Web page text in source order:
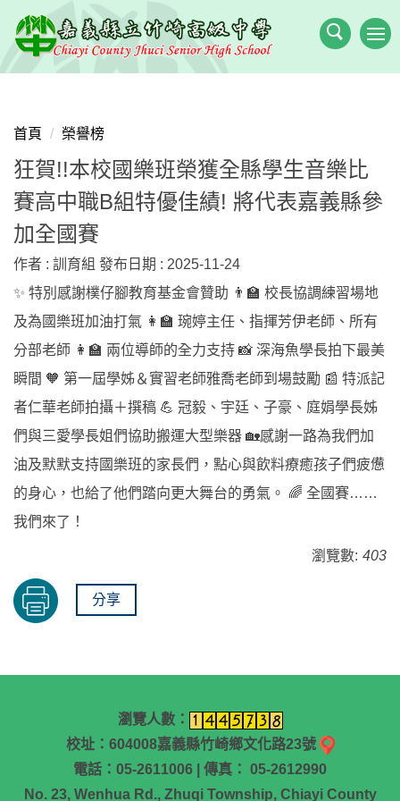
到
主
要
區
首頁 榮譽榜
狂賀!!本校國樂班榮獲全縣學生音樂比
賽高中職B組特優佳績! 將代表嘉義縣參
加全國賽
作者 : 訓育組 發布日期 : 2025-11-24
✨ 特別感謝樸仔腳教育基金會贊助 👨‍🏫 校長協調練習場地
及為國樂班加油打氣 👩‍🏫 琬婷主任、指揮芳伊老師、所有
分部老師 👩‍🏫 兩位導師的全力支持 📸 深海魚學長拍下最美
瞬間 🧡 第一屆學姊＆實習老師雅喬老師到場鼓勵 📰 特派記
者仁華老師拍攝＋撰稿 💪 冠毅、宇廷、子豪、庭娟學長姊
們與三愛學長姐們協助搬運大型樂器 🏡感謝一路為我們加
油及默默支持國樂班的家長們，點心與飲料療癒孩子們疲憊
的身心，也給了他們踏向更大舞台的勇氣。 🌈 全國賽……
我們來了！
瀏覽數: 403
分享
瀏覽人數：
校址：604008嘉義縣竹崎鄉文化路23號
電話：05-2611006 | 傳真： 05-2612990
No. 23, Wenhua Rd., Zhuqi Township, Chiayi County